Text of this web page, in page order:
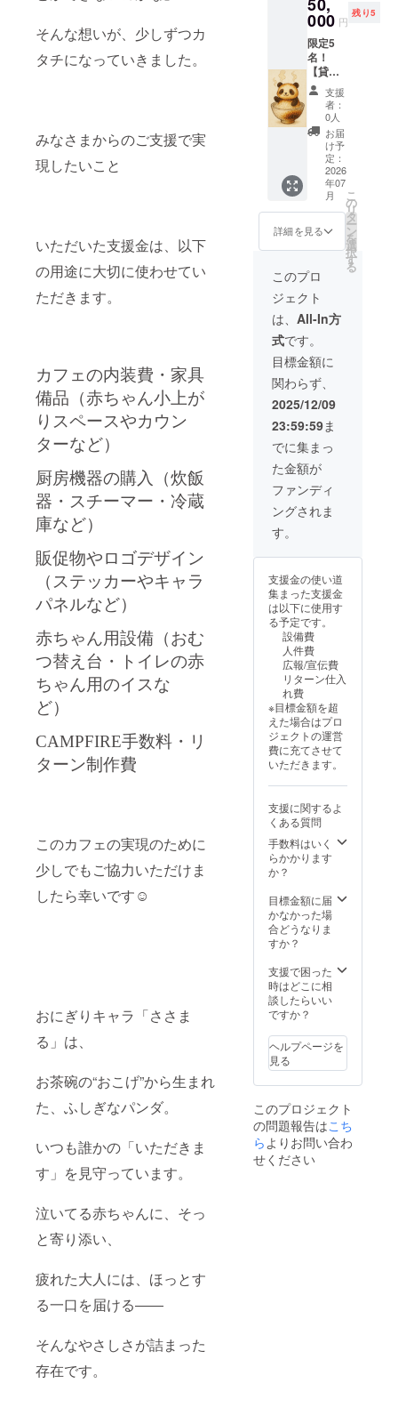
そんな想いが、少しずつカ
タチになっていきました。
みなさまからのご支援で実
現したいこと
いただいた支援金は、以下
の用途に大切に使わせてい
ただきます。
カフェの内装費・家具
備品（赤ちゃん小上が
りスペースやカウン
ターなど）
厨房機器の購入（炊飯
器・スチーマー・冷蔵
庫など）
販促物やロゴデザイン
（ステッカーやキャラ
パネルなど）
赤ちゃん用設備（おむ
つ替え台・トイレの赤
ちゃん用のイスな
ど）
CAMPFIRE手数料・リ
ターン制作費
このカフェの実現のために
少しでもご協力いただけま
したら幸いです☺︎
おにぎりキャラ「ささま
る」は、
お茶碗の“おこげ”から生まれ
た、ふしぎなパンダ。
いつも誰かの「いただきま
す」を見守っています。
泣いてる赤ちゃんに、そっ
と寄り添い、
疲れた大人には、ほっとす
る一口を届ける――
そんなやさしさが詰まった
存在です。
め、色
や形に
若干の
違いが
生じる
場合が
ござい
ますの
でご了
承くだ
さい。
※ 雨や
汗など
濡れた
状態で
のご使
用は、
衣類な
どへの
色移り
の原因
となり
ます。
ご注意
くださ
い。 ※
小さな
お子様
やペッ
トがい
るご家
庭は、
誤飲に
お気を
つけく
ださ
きまし
責任を
負いか
ねます
のでご
了承く
ださ
い。 ク
リック
で発送
いたし
ます。※
送料込
み
モチー
フとし
てもパ
ワーが
あると
されて
います
ので、
ぜひ、
好きな
人や大
切な
人、そ
して大
事な自
贈り物
として
めです︎
まるで
ホンモ
ノのて
んとう
虫が付
いてい
るよう
で、 気
づいた
人もク
スッと
させて
しまう
アクセ
サリー︎
大きさ
は９ミ
の素材
は316L
製サー
ジカル
ステン
レスで
す。 両
耳用 ※ 1
つ1つ手
作業で
制作し
ている
ため、
色や形
に若干
の違い
が生じ
る場合
がござ
います
のでご
了承く
雨や汗
など濡
れた状
は、衣
類など
への色
移りの
原因と
なりま
注意く
ださ
い。 ※
小さな
お子様
やペッ
トがい
だけお
金が入
る ・病
気がち
な人に
てんと
う虫が
止まる
と病を
もって
いって
くれる
・好き
な人と
一緒に
う虫を
見つけ
ばれる
モチー
フとし
てもパ
あると
されて
います
ので、
ぜひ、
好きな
人や大
切な
人、そ
して大
事な自
分への
贈り物
めです︎
まるで
ホンモ
ノのて
んとう
虫が付
いてい
るよう
で、 気
づいた
人もク
スッと
させて
しまう
アクセ
サリー︎
大きさ
は９ミ
リ程度
イヤリ
ングの
素材は
カルス
テンレ
スで
つ1つ手
作業で
制作し
ている
色や形
の違い
が生じ
る場合
がござ
います
のでご
了承く
なたの
大事な
思い出
のおに
ぎりメ
ニュー
、ぜひ
教えて
くださ
い。 備
考欄の
箇所に
【おに
ぎりの
ニュー
名】と
れば
クネー
ム】の
記入を
お願い
しま
す。 ま
た、誰
と食べ
か、誰
が作っ
てくれ
たの
か。。
など掲
載して
出】を
短文で
も構い
ません
のでご
記入を
お願い
いたし
ます。︎
おにぎ
り券は
クリッ
クポス
トにて
発送さ
せてい
ただき
ます。※
送料込
み 有効
期限：
2026年
3月末ま
で （思
い出の
間分、
おにぎ
り3個
券）
包みま
で体験
できま
す！ ま
た、支
援者様
が招い
たご家
族やご
友人
（１〜3
名ま
で）も
お客様
として
来店い
内で
「特別
おにぎ
りパー
ティー
」を開
催でき
ます。
実施日
につい
ては、
予定す
る１ヶ
月前ま
でぐら
いにご
希望を
お知ら
・日
時：
2026年
9月頃よ
り順次
開催
（詳細
な日程
はご相
談の上
決定い
たしま
す） ・
場所：
おにぎ
りCafe
ささ丸
都世田
谷区代
沢近
郊） ・
通費や
滞在
費：各
をお願
いいた
しま
す。 ・
様との
連絡方
法：詳
細は
にてご
相談い
有効期
限：
2026年
000 円
残り5
限定5
名！
【貸切
おにぎ
り屋体
験】 お
店を半
日貸切
（10時
から13
時半ま
で）
で、店
長と一
緒に仕
込みか
ら握
り、笹
包みま
で体験
できま
す！ ま
た、支
援者様
が招い
たご家
族やご
友人
（4〜6
名ま
で）も
お客様
として
来店い
内で
おにぎ
りパー
ティー
」を開
催でき
ます。
実施日
につい
予定す
る1ヶ月
前まで
にご希
望をお
知らせ
い。 ・
日時：
2026年
9月頃よ
り順次
（詳細
な日程
はご相
談の上
たしま
す） ・
場所：
おにぎ
ささ丸
（東京
都世田
谷区代
郊） ・
支援者
様の交
通費や
滞在
支援
者：
0人
お届
け予
定：
2026
年07
月
詳細を見る
こ
の
リ
タ
ー
ン
を
選
択
す
る
このプロ
ジェクト
は、 All-In方
式です。
目標金額に
関わらず、
2025/12/09
23:59:59ま
でに集まっ
た金額が
ファンディ
ングされま
す。
支援金の使い道
集まった支援金
は以下に使用す
る予定です。
設備費
人件費
広報/宣伝費
リターン仕入
れ費
※目標金額を超
えた場合はプロ
ジェクトの運営
費に充てさせて
いただきます。
支援に関するよ
くある質問
手数料はいく
らかかります
か？
目標金額に届
かなかった場
合どうなりま
すか？
支援で困った
時はどこに相
談したらいい
ですか？
ヘルプページを
見る
このプロジェクト
の問題報告はこち
ら よりお問い合わ
せください